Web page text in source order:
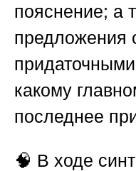
пояснение; а
предложения
какому
последнее
🧠 В ходе